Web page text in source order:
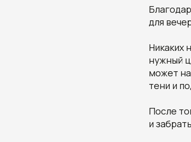
для
Никаких
нужный
может
тени и
После
и